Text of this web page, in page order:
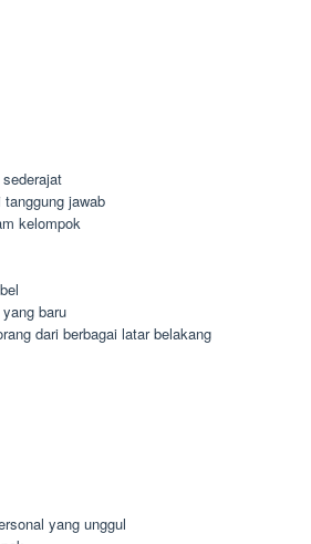
jawab
kelompok
baru
dari berbagai latar belakang
yang unggul